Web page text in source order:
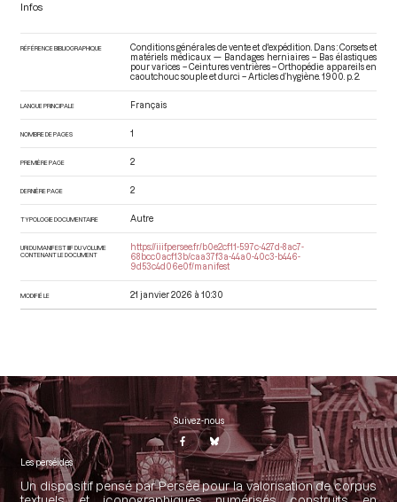
Infos
RÉFÉRENCE BIBLIOGRAPHIQUE
Conditions générales de vente et d'expédition. Dans : Corsets et
matériels médicaux — Bandages herniaires – Bas élastiques
pour varices – Ceintures ventrières – Orthopédie appareils en
caoutchouc souple et durci – Articles d’hygiène . 1900. p. 2.
LANGUE PRINCIPALE Français
NOMBRE DE PAGES 1
PREMIÈRE PAGE 2
DERNIÈRE PAGE 2
TYPOLOGIE DOCUMENTAIRE Autre
URI DU MANIFEST IIIF DU VOLUME
CONTENANT LE DOCUMENT
https://iiif.persee.fr/b0e2cf11-597c-427d-8ac7-
68bcc0acf13b/caa37f3a-44a0-40c3-b446-
9d53c4d06e0f/manifest
MODIFIÉ LE 21 janvier 2026 à 10:30
Suivez-nous
Les perséides
Un dispositif pensé par Persée pour la valorisation de corpus